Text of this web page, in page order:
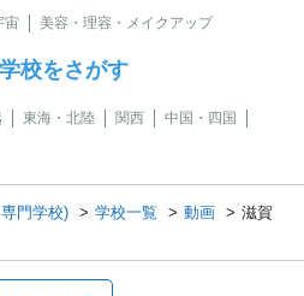
宙
美容・理容・メイクアップ
校をさがす
東海・北陸 関西
中国・四国
門学校) 学校一覧 動画
滋賀